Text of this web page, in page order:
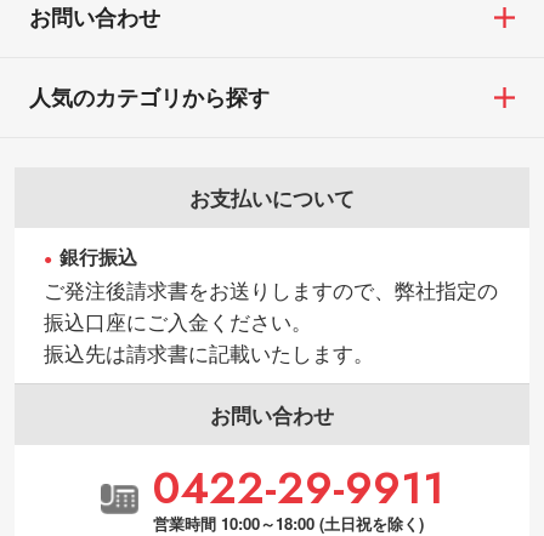
お問い合わせ
お支払いについて
銀行振込
ご発注後請求書をお送りしますので、弊社指定の
振込口座にご入金ください。
振込先は請求書に記載いたします。
お問い合わせ
0422-29-9911
営業時間 10:00～18:00 (土日祝を除く)
人気のカテゴリから探す